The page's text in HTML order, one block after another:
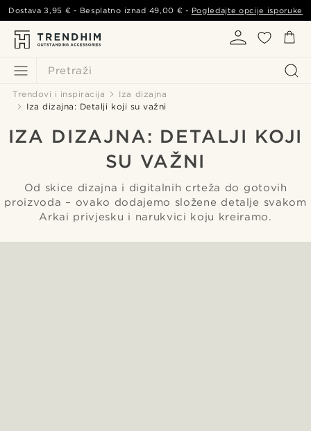
Pretraži
Dostava3,95 € - Besplatno iznad 49,00 € - Pogledajte opcije isporuke
Trendovi i inspiracija
Iza dizajna
Iza dizajna: Detalji koji su važni
IZA DIZAJNA: DETALJI KOJI
SU VAŽNI
Od skice dizajna i digitalnih crteža do gotovih
proizvoda – ovako dodajemo složene detalje svakom
Arkai privjesku i narukvici koju kreiramo.